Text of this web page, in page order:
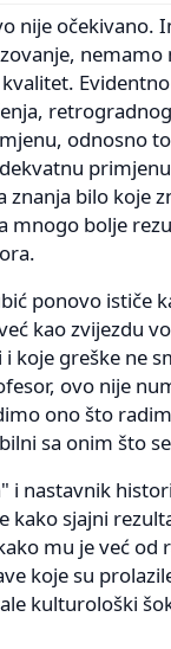
nije očekivano.
nemamo
odnosno
znanja bilo koje
mnogo bolje
ponovo ističe
kao zvijezdu
koje greške ne
ovo nije
ono što
sa onim što
i nastavnik
kako sjajni
mu je već od
koje su
kulturološki